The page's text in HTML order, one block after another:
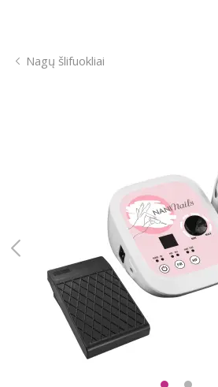
Nagų šlifuokliai